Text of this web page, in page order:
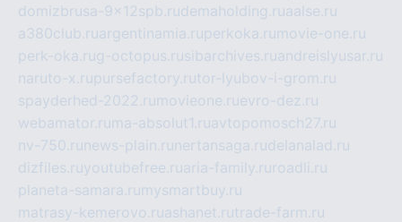
domizbrusa-9x12spb.rudemaholding.ruaalse.ru
a380club.ruargentinamia.ruperkoka.ru movie-one.ru
perk-oka.rug-octopus.rusibarchives.ruandreislyusar.ru
naruto-x.rupursefactory.rutor-lyubov-i-grom.ru
spayderhed-2022.ru movieone.ruevro-dez.ru
webamator.ru ma-absolut1.ruavtopomosch27.ru
nv-750.ru news-plain.ru nertansaga.rudelanalad.ru
dizfiles.ruyoutubefree.ruaria-family.ru roadli.ru
planeta-samara.ru mysmartbuy.ru
matrasy-kemerovo.ruashanet.rutrade-farm.ru